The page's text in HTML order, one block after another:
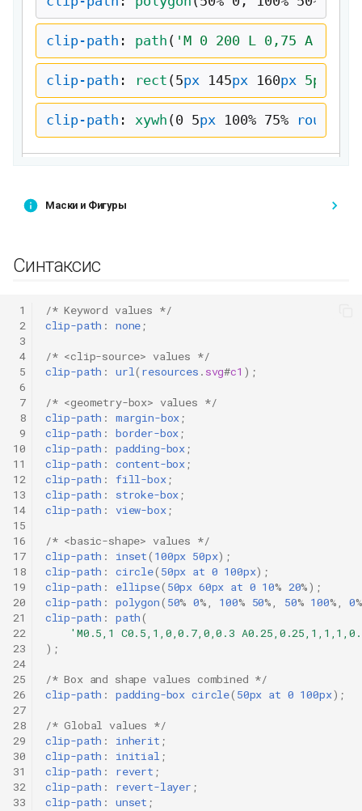
Маски и Фигуры
Синтаксис
1
2
3
4
5
6
7
8
9
10
11
12
13
14
15
16
17
18
19
20
21
22
23
24
25
26
27
28
29
30
31
32
33
/* Keyword values */
clip-path : none;
/* <clip-source> values */
clip-path : url( resources . svg#c1 );
/* <geometry-box> values */
clip-path : margin-box;
clip-path : border-box;
clip-path : padding-box;
clip-path : content-box;
clip-path : fill-box;
clip-path : stroke-box;
clip-path : view-box;
/* <basic-shape> values */
clip-path : inset( 100px 50px);
clip-path : circle( 50px at 0 100px);
clip-path : ellipse( 50px 60px at 0 10% 20%);
clip-path : polygon( 50% 0%, 100% 50%, 50% 100%, 0%
clip-path : path(
'M0.5,1 C0.5,1,0,0.7,0,0.3
);
/* Box and shape values combined */
clip-path : padding-box circle( 50px at 0 100px);
/* Global values */
clip-path : inherit ;
clip-path : initial ;
clip-path : revert ;
clip-path : revert-layer ;
clip-path : unset ;